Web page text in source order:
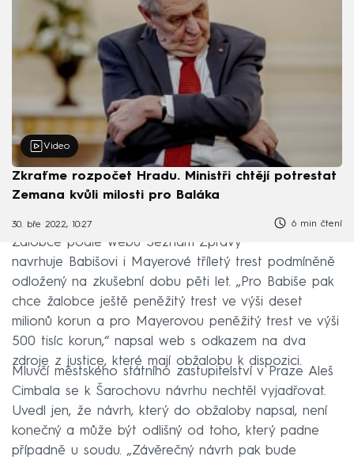
Video
Zkraťme rozpočet Hradu. Ministři chtějí potrestat
Zemana kvůli milosti pro Baláka
30. bře 2022, 10:27 6 min čtení
Žalobce podle webu Seznam Zprávy
navrhuje Babišovi i Mayerové tříletý trest podmíněně
odložený na zkušební dobu pěti let. „Pro Babiše pak
chce žalobce ještě peněžitý trest ve výši deset
milionů korun a pro Mayerovou peněžitý trest ve výši
500 tisíc korun,“ napsal web s odkazem na dva
zdroje z justice, které mají obžalobu k dispozici.
Mluvčí městského státního zastupitelství v Praze Aleš
Cimbala se k Šarochovu návrhu nechtěl vyjadřovat.
Uvedl jen, že návrh, který do obžaloby napsal, není
konečný a může být odlišný od toho, který padne
případně u soudu. „Závěrečný návrh pak bude